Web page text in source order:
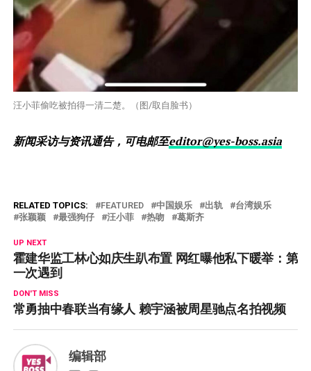
汪小菲偷吃被拍得一清二楚。（图/取自脸书）
新闻采访与资讯通告，可电邮至editor@yes-boss.asia
RELATED TOPICS: FEATURED 中国娱乐 出轨
台湾娱乐
张颖颖
最强狗仔 汪小菲 热吻 葛斯齐
UP NEXT
霍建华监工林心如庆生趴布置 网红曝他私下暖举：第
一次遇到
DON'T MISS
常勇抽中春联当有缘人 赖宇涵被周星驰点名拍视频
编辑部